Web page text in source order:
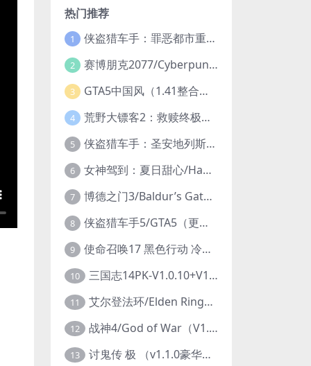
热门推荐
1 侠盗猎车手：罪恶都市重制版/Grand Theft Auto: Vice City – The Definitive Edition
2 赛博朋克2077/Cyberpunk 2077（更新v2.20全DLC）
3 GTA5中国风（1.41整合版1300辆真车+183位美女与英雄+200%存档）
4 荒野大镖客2：救赎终极版/大表哥2/Red Dead Redemption 2: Ultimate Edition（更新v1491.50终极版）
5 侠盗猎车手：圣安地列斯重制版/Grand Theft Auto: San Andreas – The Definitive Edition（更新v1.113.49697469）
6 女神驾到：夏日甜心/Happy Together（模拟器版-升级豪华终极珍藏版+全DLC）
7 博德之门3/Baldur’s Gate 3（更新v4.1.1.7209685）
8 侠盗猎车手5/GTA5（更新v1.70纯净版-内置修改器+通关存档）
9 使命召唤17 黑色行动 冷战V1.34 全DLC 官方中文版COD17
10 三国志14PK-V1.0.10+V1.0.25-威力加强豪华版（武将面容套装-全DLC+季票+特典+中文语音+编辑修改器）
11 艾尔登法环/Elden Ring（更新v1.14 ）
12 战神4/God of War（V1.0.13-斗战狂神-奎爷的裁决+全DLC）
13 讨鬼传 极 （v1.1.0豪华版）